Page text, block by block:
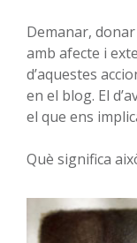
Demanar,
amb afecte i
d’aquestes
en el blog. El
el que ens
Què significa